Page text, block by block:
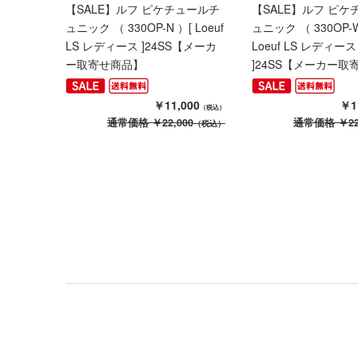
【SALE】ルフ ピケチュールチ
ュニック （ 330OP-N ）[ Loeuf
LS レディース ]24SS【メーカ
ー取寄せ商品】
￥11,000 （税込）
通常価格￥22,000（税込）
【SALE】ルフ ピケ
ュニック （ 330OP-
Loeuf LS レディース
]24SS【メーカー取
￥
通常価格￥